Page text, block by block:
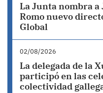
La Junta nombra a
Romo nuevo
Global
02/08/2026
La delegada de la
participó en las
colectividad